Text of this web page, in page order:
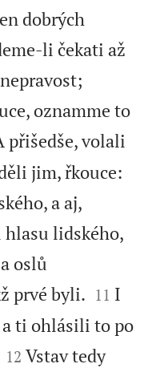
dobrých
li čekati až
oznamme to
přišedše, volali
jim, řkouce:
a aj,
hlasu lidského,
oslů
prvé byli. 

11 I
ti ohlásili to po


12 Vstav tedy